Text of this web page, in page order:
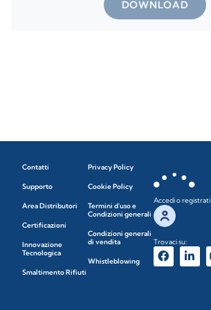
DOWNLOAD
Contatti
Supporto
Area Distributori
Certificazioni
Innovazione
Tecnologica
Smaltimento Rifiuti
Privacy Policy
Cookie Policy
Termini d'uso e
Condizioni generali
Condizioni generali
di vendita
Whistleblowing
Accedi o registrati
Trovaci su: